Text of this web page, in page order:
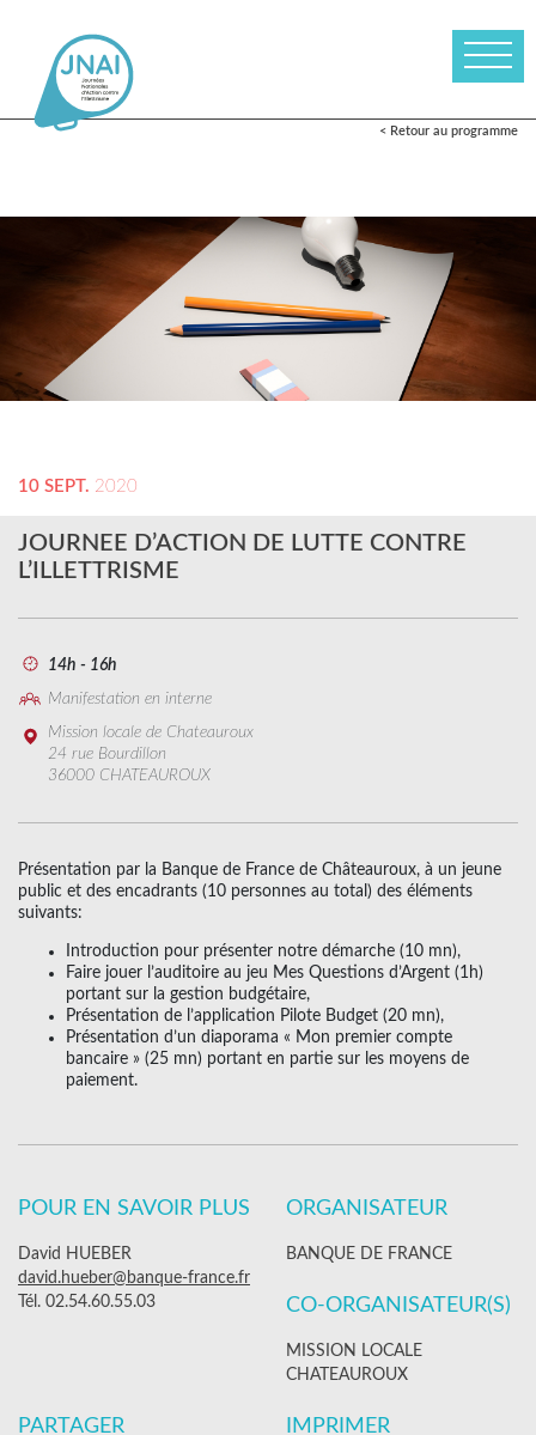
< Retour au programme
10 SEPT. 2020
JOURNEE D’ACTION DE LUTTE CONTRE
L’ILLETTRISME
14h - 16h
Manifestation en interne
Mission locale de Chateauroux
24 rue Bourdillon
36000 CHATEAUROUX
Présentation par la Banque de France de Châteauroux, à un jeune
public et des encadrants (10 personnes au total) des éléments
suivants:
Introduction pour présenter notre démarche (10 mn),
Faire jouer l’auditoire au jeu Mes Questions d’Argent (1h)
portant sur la gestion budgétaire,
Présentation de l’application Pilote Budget (20 mn),
Présentation d’un diaporama « Mon premier compte
bancaire » (25 mn) portant en partie sur les moyens de
paiement.
POUR EN SAVOIR PLUS
David HUEBER
david.hueber@banque-france.fr
Tél. 02.54.60.55.03
ORGANISATEUR
BANQUE DE FRANCE
CO-ORGANISATEUR(S)
MISSION LOCALE
CHATEAUROUX
PARTAGER IMPRIMER